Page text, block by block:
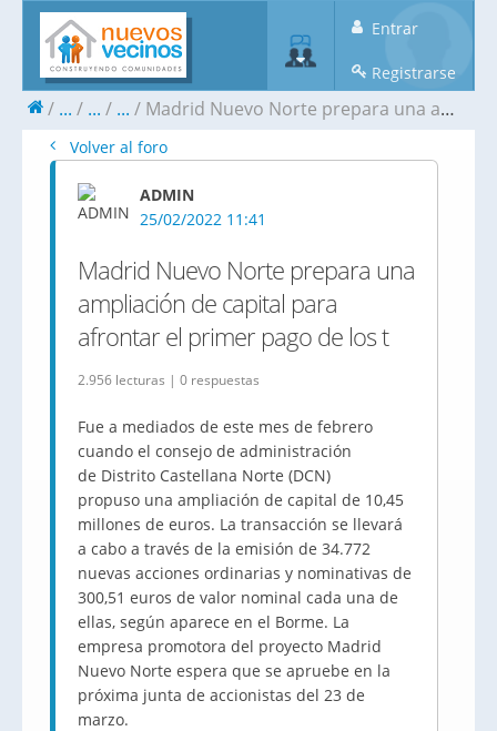
Entrar
Registrarse
... ... ... Madrid Nuevo Norte prepara una ampliación de capital para afrontar el primer pago de los t
Volver al foro
ADMIN
25/02/2022 11:41
Madrid Nuevo Norte prepara una
ampliación de capital para
afrontar el primer pago de los t
2.956 lecturas | 0 respuestas
Fue a mediados de este mes de febrero
cuando el consejo de administración
de Distrito Castellana Norte (DCN)
propuso una ampliación de capital de 10,45
millones de euros. La transacción se llevará
a cabo a través de la emisión de 34.772
nuevas acciones ordinarias y nominativas de
300,51 euros de valor nominal cada una de
ellas, según aparece en el Borme. La
empresa promotora del proyecto Madrid
Nuevo Norte espera que se apruebe en la
próxima junta de accionistas del 23 de
marzo.